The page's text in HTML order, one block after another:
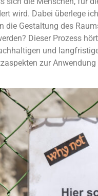
wird. Dabei überlege
die Gestaltung des
Dieser Prozess
und
zur Anwendung